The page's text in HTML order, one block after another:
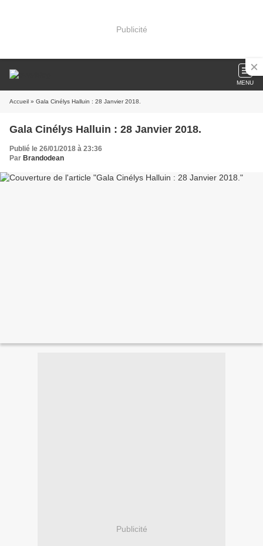
Publicité
MENU
Accueil » Gala Cinélys Halluin : 28 Janvier 2018.
Gala Cinélys Halluin : 28 Janvier 2018.
Publié le 26/01/2018 à 23:36
Par Brandodean
Publicité